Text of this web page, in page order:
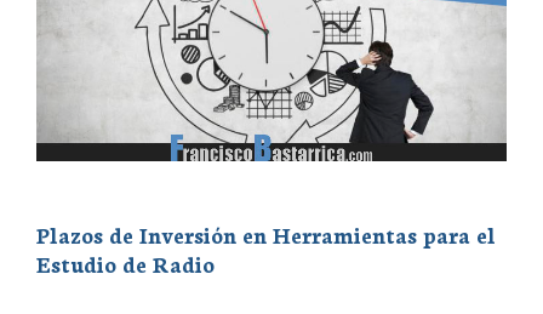
Plazos de Inversión en Herramientas para el
Estudio de Radio